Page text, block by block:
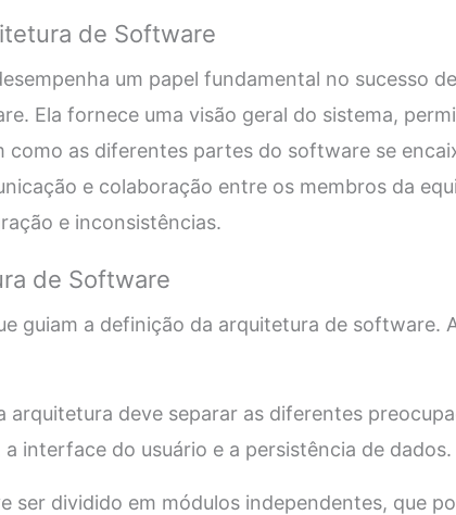
de Software
um papel fundamental no sucesso
Ela fornece uma visão geral do sistema,
como as diferentes partes do software se
e colaboração entre os membros da
e inconsistências.
de Software
guiam a definição da arquitetura de software.
arquitetura deve separar as diferentes
interface do usuário e a persistência de dados.
ser dividido em módulos independentes, que